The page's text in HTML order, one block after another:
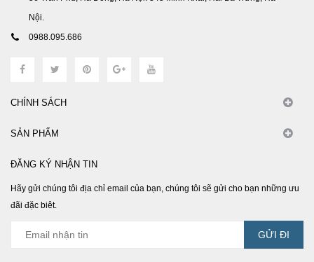
Nội.
0988.095.686
CHÍNH SÁCH
SẢN PHẨM
ĐĂNG KÝ NHẬN TIN
Hãy gửi chúng tôi địa chỉ email của bạn, chúng tôi sẽ gửi cho bạn những ưu
đãi đặc biêt.